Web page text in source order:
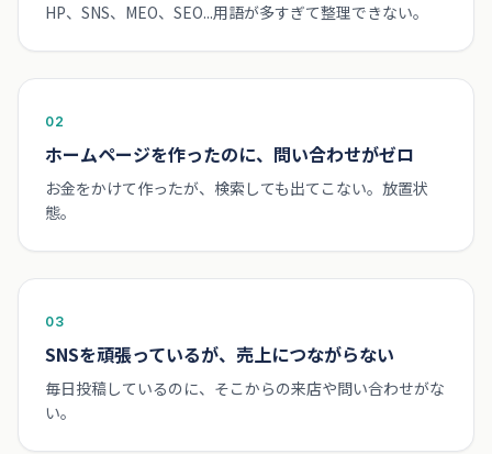
HP、SNS、MEO、SEO...用語が多すぎて整理できない。
02
ホームページを作ったのに、問い合わせがゼロ
お金をかけて作ったが、検索しても出てこない。放置状
態。
03
SNSを頑張っているが、売上につながらない
毎日投稿しているのに、そこからの来店や問い合わせがな
い。